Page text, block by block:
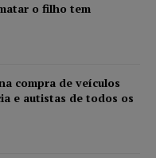
o filho tem
compra de veículos
e autistas de todos os